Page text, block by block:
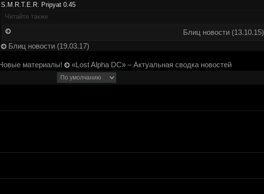
S.M.R.T.E.R. Pripyat 0.45
Читайте также
Блиц новости (13.10.15)
Блиц новости (19.03.17)
материалы! «Lost Alpha DC» – Актуальная сводка новостей